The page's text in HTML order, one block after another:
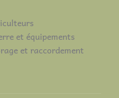
et équipements
et raccordement